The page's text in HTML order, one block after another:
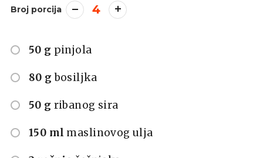
Broj porcija 4
50 g pinjola
80 g bosiljka
50 g ribanog sira
150 ml maslinovog ulja